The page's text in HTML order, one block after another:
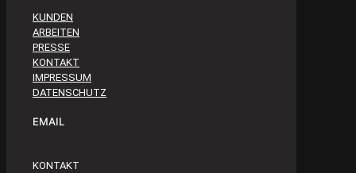
KUNDEN
ARBEITEN
PRESSE
KONTAKT
IMPRESSUM
DATENSCHUTZ
EMAIL
KONTAKT